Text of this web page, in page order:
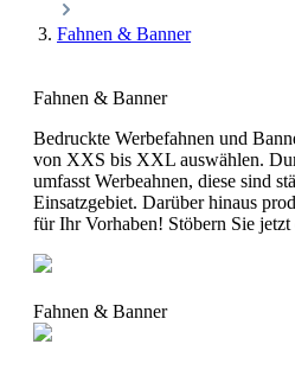
Fahnen & Banner
Fahnen & Banner
Bedruckte Werbefahnen und
von XXS bis XXL auswählen.
umfasst Werbeahnen, diese sind
Einsatzgebiet. Darüber hinaus
für Ihr Vorhaben! Stöbern Sie
Fahnen & Banner